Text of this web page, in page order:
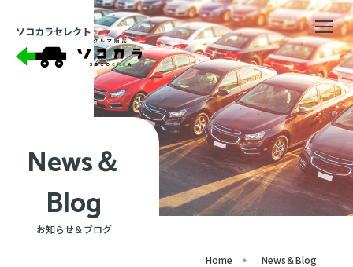
ソコカラセレクト
News＆
Blog
お知らせ＆ブログ
Home News＆Blog